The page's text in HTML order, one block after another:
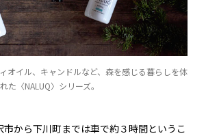
オイル、キャンドルなど、森を感じる暮らしを体
た〈NALUQ〉シリーズ。
から下川町までは車で約３時間というこ